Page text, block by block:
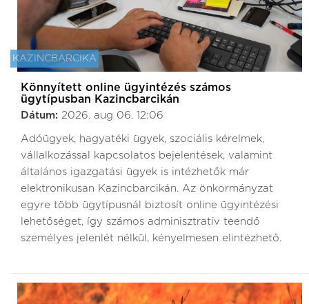
KAZINCBARCIKA
Könnyített online ügyintézés számos
ügytípusban Kazincbarcikán
Dátum: 2026. aug 06. 12:06
Adóügyek, hagyatéki ügyek, szociális kérelmek,
vállalkozással kapcsolatos bejelentések, valamint
általános igazgatási ügyek is intézhetők már
elektronikusan Kazincbarcikán. Az önkormányzat
egyre több ügytípusnál biztosít online ügyintézési
lehetőséget, így számos adminisztratív teendő
személyes jelenlét nélkül, kényelmesen elintézhető.